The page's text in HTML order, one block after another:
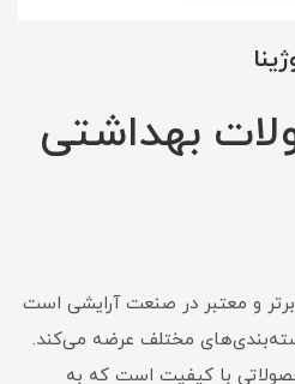
بهداشتی
برتر و معتبر در صنعت آرایشی است
مختلف عرضه می‌کند.
با کیفیت است که به